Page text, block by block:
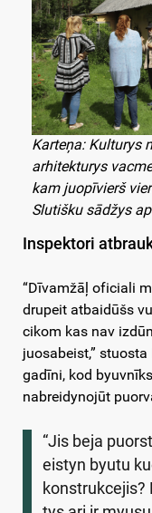
Karteņa: Kulturys
arhitekturys
kam juopīvierš
Slutišku sādžys
Inspektori
“Dīvamžāļ oficiali
drupeit atbaidūšs
cikom kas nav
juosabeist,”
gadīni, kod
nabreidynojūt
“Jis beja
eistyn byutu
konstrukcejis?